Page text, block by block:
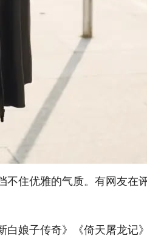
住优雅的气质。有网友在
娘子传奇》《倚天屠龙记